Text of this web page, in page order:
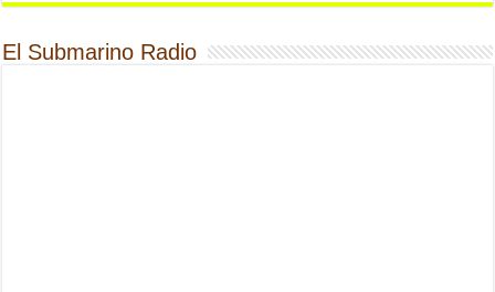
El Submarino Radio